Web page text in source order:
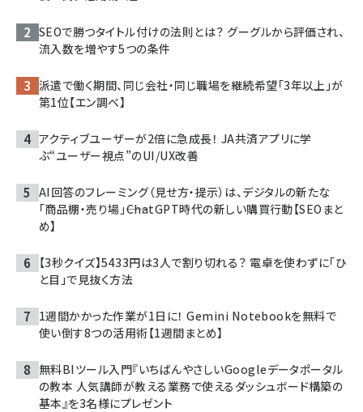
SEOで勝つタイトル付けの法則とは？ グーグルから評価され、
流入数を増やす5つの条件
派遣で働く期間、同じ会社・同じ職場を継続希望「3年以上」が
第1位【エン調べ】
アクティブユーザーが2倍に急成長！ JA共済アプリに学
ぶ“ユーザー視点”のUI/UX改善
AI回答のフレーミング（見せ方・提示）は、デジタルの新たな
「商品棚・売り場」――ChatGPT時代の新しい購買行動【SEOまと
め】
【3秒クイズ】5433円は3人で割り切れる？ 電卓を使わずに「ひ
と目」で見抜く方法
1週間かかった作業が1日に！ Gemini Notebookを無料で
使い倒す8つの活用術【1週間まとめ】
無料BIツール入門『いちばんやさしいGoogleデータポータル
の教本 人気講師が教える業務で使えるダッシュボード構築の
基本』を3名様にプレゼント